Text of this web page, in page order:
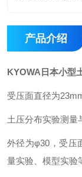
产品介绍
KYOWA日本小型
受压面直径为
土压分布实验测量
外径为φ30，受压
量实验、模型实验